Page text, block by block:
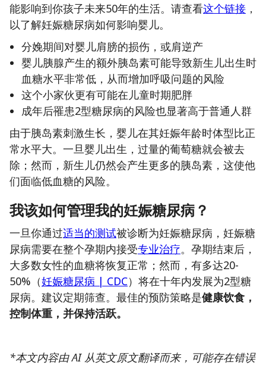
能影响到你孩子未来50年的生活。请查看这个链接 ，
以了解妊娠糖尿病如何影响婴儿。
分娩期间对婴儿肩膀的损伤，或肩逆产
婴儿胰腺产生的额外胰岛素可能导致新生儿出生时
血糖水平非常低，从而增加呼吸问题的风险
这个小家伙更有可能在儿童时期肥胖
成年后罹患2型糖尿病的风险也显著高于普通人群
由于胰岛素刺激生长，婴儿在其妊娠年龄时体型比正
常水平大。一旦婴儿出生，过量的葡萄糖就会被去
除；然而，新生儿仍然会产生更多的胰岛素，这使他
们面临低血糖的风险。
我该如何管理我的妊娠糖尿病？
一旦你通过适当的测试被诊断为妊娠糖尿病，妊娠糖
尿病需要在整个孕期内接受专业治疗。孕期结束后，
大多数女性的血糖将恢复正常；然而，有多达20-
50%（妊娠糖尿病 | CDC）将在十年内发展为2型糖
尿病。建议定期筛查。最佳的预防策略是健康饮食，
控制体重，并保持活跃。
*本文内容由 AI 从英文原文翻译而来，可能存在错误